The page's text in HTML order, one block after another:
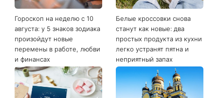
Гороскоп на неделю с 10
августа: у 5 знаков зодиака
произойдут новые
перемены в работе, любви
и финансах
Белые кроссовки снова
станут как новые: два
простых продукта из кухни
легко устранят пятна и
неприятный запах